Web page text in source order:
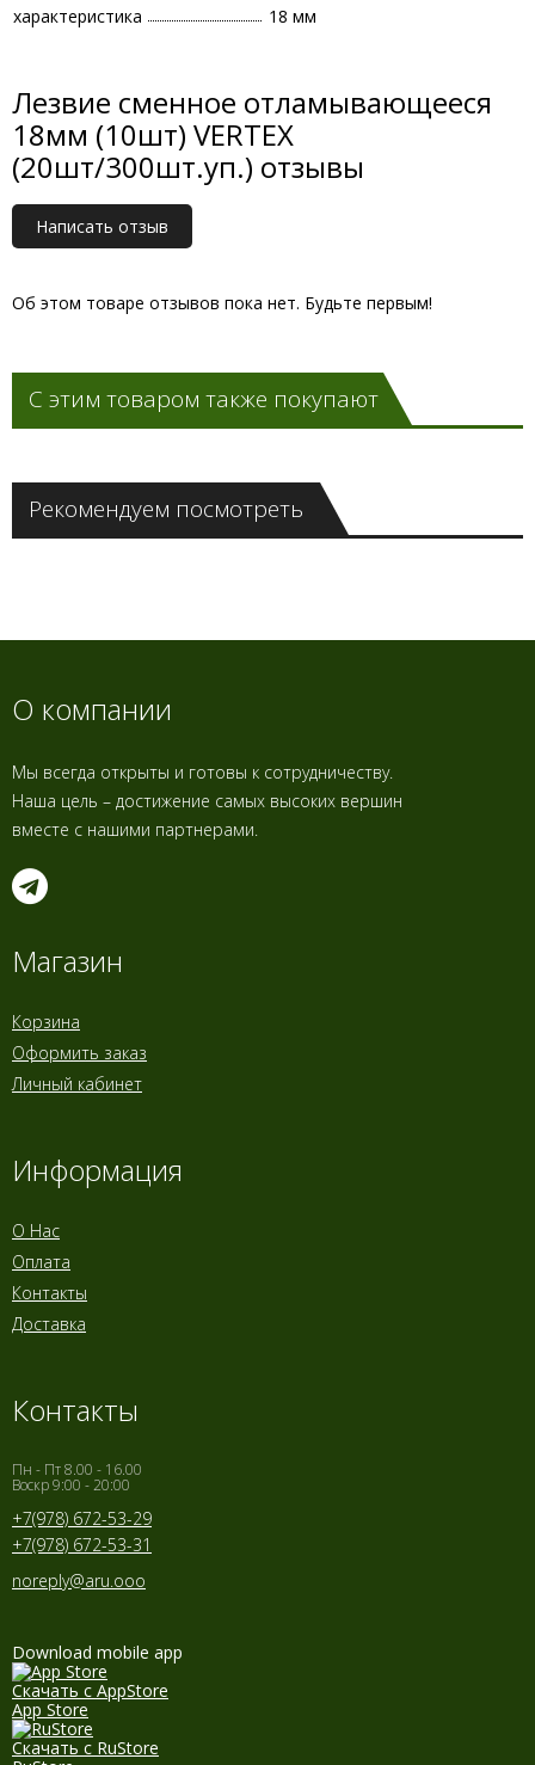
характеристика
18 мм
Лезвие сменное отламывающееся
18мм (10шт) VERTEX
(20шт/300шт.уп.) отзывы
Написать отзыв
Об этом товаре отзывов пока нет. Будьте первым!
С этим товаром также покупают
Рекомендуем посмотреть
О компании
Мы всегда открыты и готовы к сотрудничеству.
Наша цель – достижение самых высоких вершин
вместе с нашими партнерами.
Магазин
Корзина
Оформить заказ
Личный кабинет
Информация
О Нас
Оплата
Контакты
Доставка
Контакты
Пн - Пт 8.00 - 16.00
Воскр 9:00 - 20:00
+7(978) 672-53-29
+7(978) 672-53-31
noreply@aru.ooo
Download mobile app
Скачать с AppStore
App Store
Скачать с RuStore